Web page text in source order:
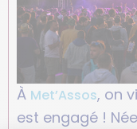
À Met’Assos, on
est engagé !